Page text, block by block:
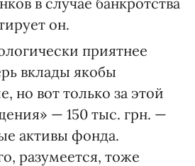
он.
приятнее
вклады якобы
но вот только за этой
— 150 тыс. грн. —
активы фонда.
разумеется, тоже